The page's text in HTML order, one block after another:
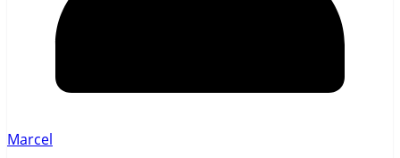
Marcel